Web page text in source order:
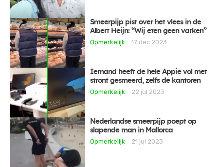
Smeerpijp pist over het vlees in de
Albert Heijn: “Wij eten geen varken”
Opmerkelijk
17 dec 2023
Iemand heeft de hele Appie vol met
stront gesmeerd, zelfs de kantoren
Opmerkelijk
22 jul 2023
Nederlandse smeerpijp poept op
slapende man in Mallorca
Opmerkelijk
21 jul 2023